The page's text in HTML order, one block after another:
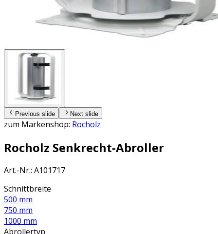
Previous slide Next slide
zum Markenshop: Rocholz
Rocholz Senkrecht-Abroller
Art.-Nr.: A101717
Schnittbreite
500 mm
750 mm
1000 mm
Abrollertyp